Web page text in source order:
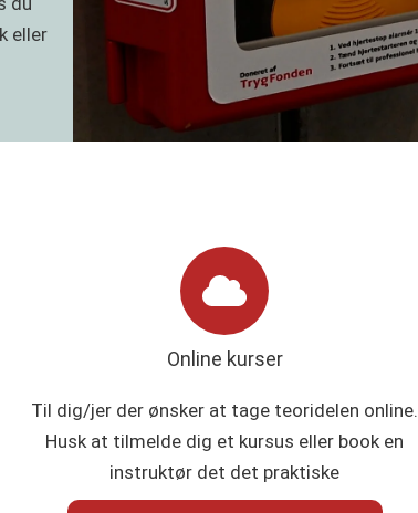
eller
Online kurser
Til dig/jer der ønsker at tage teoridelen online.
Husk at tilmelde dig et kursus eller book en
instruktør det det praktiske